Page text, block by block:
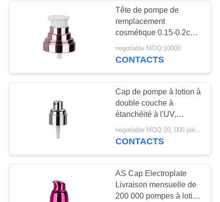
Capuchon à
Pompe de
pulvérisateur de
brume
48
Tête de pompe de
remplacement
cosmétique 0.15-0.2cc
type universel pompe à
lotion en électroplate PP
negotiable MOQ:10000
CONTACTS
Cap de pompe à lotion à
double couche à
étanchéité à l'UV,
volume de pompe de 0,2
cc
negotiable MOQ:20, 000 pièces (la personnalisation des lots mixtes est prise en charge)
CONTACTS
AS Cap Electroplate
Livraison mensuelle de
200 000 pompes à lotion